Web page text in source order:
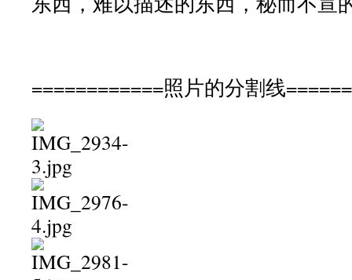
============照片的分割线